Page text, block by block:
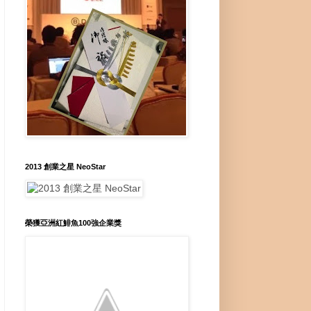
2013 創業之星 NeoStar
榮獲亞洲紅鯡魚100強企業獎